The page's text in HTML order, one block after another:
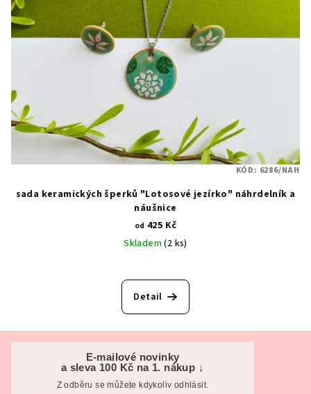
sada keramických šperků "Lotosové jezírko" náhrdelník a
náušnice
od 425 Kč
Skladem(2 ks)
Detail
KÓD: 6286/NAH
E-mailové novinky
a sleva 100 Kč na 1. nákup ↓
Z odběru se můžete kdykoliv odhlásit.